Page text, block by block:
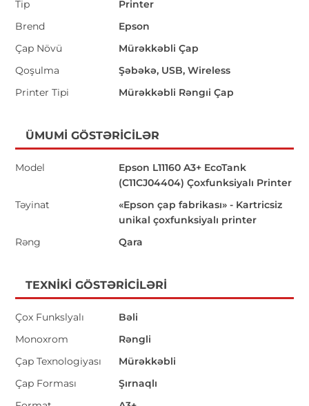
Tip
Printer
Brend
Epson
Çap Növü
Mürəkkəbli Çap
Qoşulma
Şəbəkə, USB, Wireless
Printer Tipi
Mürəkkəbli Rəngıi Çap
ÜMUMI GÖSTƏRICILƏR
Model
Epson L11160 A3+ EcoTank
(C11CJ04404) Çoxfunksiyalı Printer
Təyinat
«Epson çap fabrikası» - Kartricsiz
unikal çoxfunksiyalı printer
Rəng
Qara
TEXNIKI GÖSTƏRICILƏRI
Çox Funkslyalı
Bəli
Monoxrom
Rəngli
Çap Texnologiyası
Mürəkkəbli
Çap Forması
Şırnaqlı